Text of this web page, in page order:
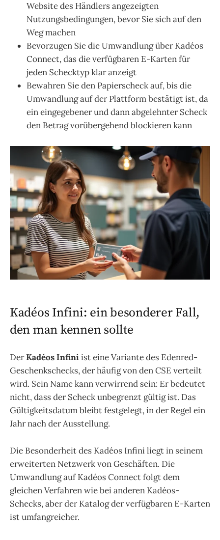
Website des Händlers angezeigten
Nutzungsbedingungen, bevor Sie sich auf den
Weg machen
Bevorzugen Sie die Umwandlung über Kadéos
Connect, das die verfügbaren E-Karten für
jeden Schecktyp klar anzeigt
Bewahren Sie den Papierscheck auf, bis die
Umwandlung auf der Plattform bestätigt ist, da
ein eingegebener und dann abgelehnter Scheck
den Betrag vorübergehend blockieren kann
Kadéos Infini: ein besonderer Fall,
den man kennen sollte
DerKadéos Infiniist eine Variante des Edenred-
Geschenkschecks, der häufig von den CSE verteilt
wird. Sein Name kann verwirrend sein: Er bedeutet
nicht, dass der Scheck unbegrenzt gültig ist. Das
Gültigkeitsdatum bleibt festgelegt, in der Regel ein
Jahr nach der Ausstellung.
Die Besonderheit des Kadéos Infini liegt in seinem
erweiterten Netzwerk von Geschäften. Die
Umwandlung auf Kadéos Connect folgt dem
gleichen Verfahren wie bei anderen Kadéos-
Schecks, aber der Katalog der verfügbaren E-Karten
ist umfangreicher.